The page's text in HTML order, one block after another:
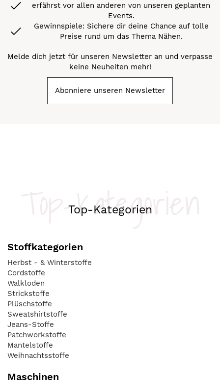
erfährst vor allen anderen von unseren geplanten
Events.
Gewinnspiele: Sichere dir deine Chance auf tolle
Preise rund um das Thema Nähen.
Melde dich jetzt für unseren Newsletter an und verpasse
keine Neuheiten mehr!
Abonniere unseren Newsletter
Top-Kategorien
Top-Kategorien
Stoffkategorien
Herbst - & Winterstoffe
Cordstoffe
Walkloden
Strickstoffe
Plüschstoffe
Sweatshirtstoffe
Jeans-Stoffe
Patchworkstoffe
Mantelstoffe
Weihnachtsstoffe
Maschinen